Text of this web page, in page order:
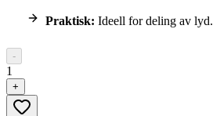
Praktisk: Ideell for deling av lyd.
-
1
+